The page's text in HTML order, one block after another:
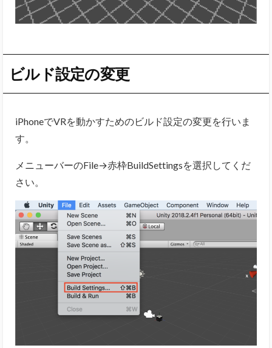
ビルド設定の変更
iPhoneでVRを動かすためのビルド設定の変更を行いま
す。
メニューバーのFile→赤枠BuildSettingsを選択してくだ
さい。